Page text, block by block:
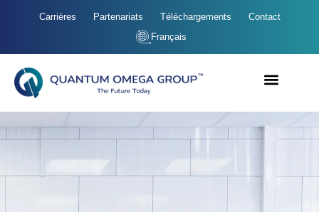
Carrières Partenariats Téléchargements
Contact
Français